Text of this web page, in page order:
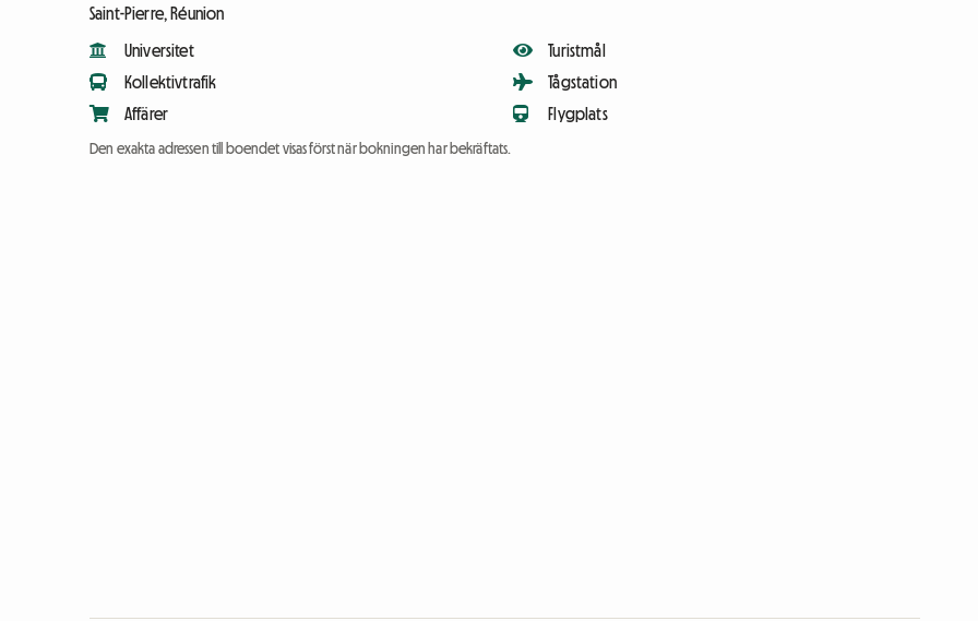
Saint-Pierre, Réunion
Universitet
Kollektivtrafik
Affärer
Turistmål
Tågstation
Flygplats
Den exakta adressen till boendet visas först när bokningen har bekräftats.